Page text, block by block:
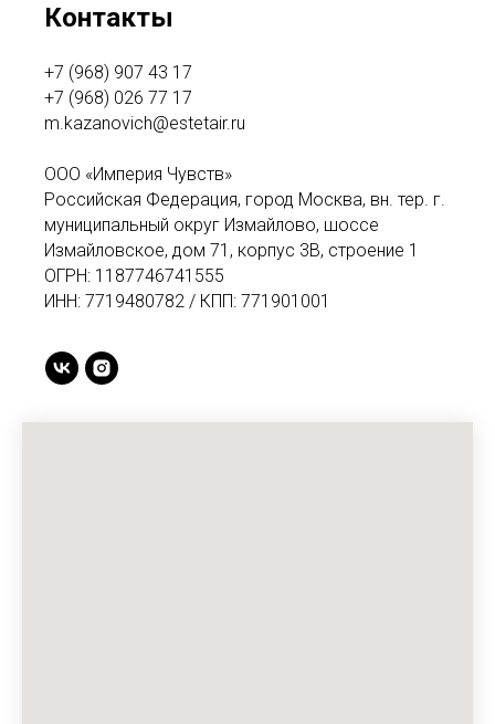
Контакты
+7 (968) 907 43 17
+7 (968) 026 77 17
m.kazanovich@estetair.ru
ООО «Империя Чувств»
Российская Федерация, город Москва, вн. тер. г.
муниципальный округ Измайлово, шоссе
Измайловское, дом 71, корпус 3В, строение 1
ОГРН: 1187746741555
ИНН: 7719480782 / КПП: 771901001